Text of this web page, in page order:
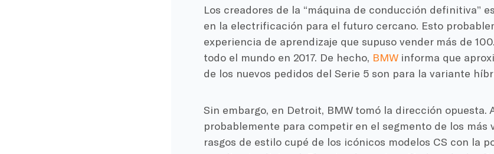
Los creadores de la “máquina de conducción definitiva”
en la electrificación para el futuro cercano. Esto
experiencia de aprendizaje que supuso vender más de
todo el mundo en 2017. De hecho, BMWinforma que
de los nuevos pedidos del Serie 5 son para la variante
Sin embargo, en Detroit, BMW tomó la dirección opuesta.
probablemente para competir en el segmento de los más
rasgos de estilo cupé de los icónicos modelos CS con la